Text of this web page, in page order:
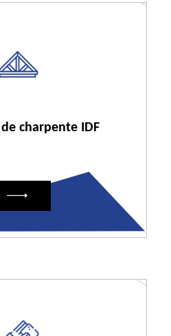
charpente IDF